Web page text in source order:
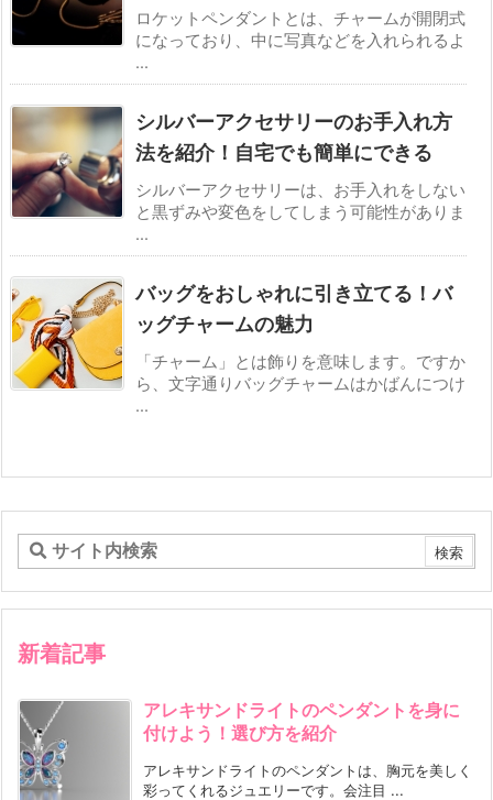
ロケットペンダントとは、チャームが開閉式
になっており、中に写真などを入れられるよ
...
シルバーアクセサリーのお手入れ方
法を紹介！自宅でも簡単にできる
シルバーアクセサリーは、お手入れをしない
と黒ずみや変色をしてしまう可能性がありま
...
バッグをおしゃれに引き立てる！バ
ッグチャームの魅力
「チャーム」とは飾りを意味します。ですか
ら、文字通りバッグチャームはかばんにつけ
...
新着記事
アレキサンドライトのペンダントを身に
付けよう！選び方を紹介
アレキサンドライトのペンダントは、胸元を美しく
彩ってくれるジュエリーです。会注目 ...